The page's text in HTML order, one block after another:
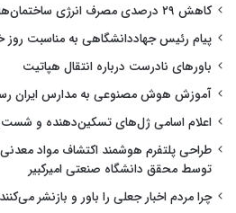
کاهش ۲۹ درصدی مصرف انرژی ساختمان‌ها با یک طراحی هوشمند
پیام رئیس جهاددانشگاهی به مناسبت روز
باورهای نادرست درباره انتقال هپاتیت
آموزش هوش مصنوعی به مدارس ایران
اعلام اسامی ژل‌های تسکین‌دهنده و
طراحی پلتفرم هوشمند اکتشاف مواد
توسط محقق دانشگاه صنعتی امیرکبیر
چرا مردم اخبار جعلی را باور و بازنشر